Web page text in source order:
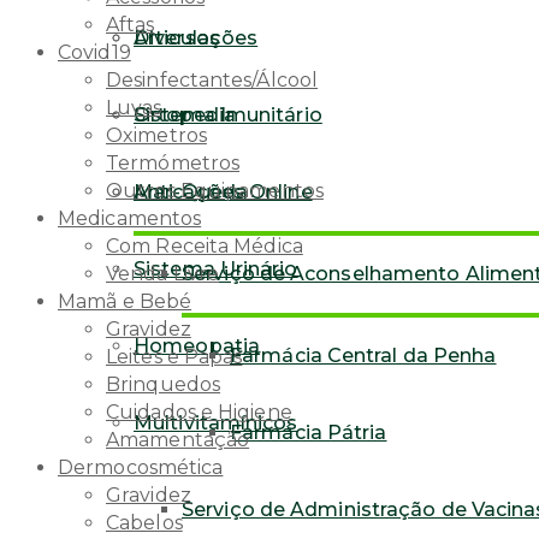
Articulações
Sistema Imunitário
Anti-Queda
Sistema Urinário
Homeopatia
Multivitamínicos
Diversos
Ortopedia
Marcações Online
Serviço de Aconselhamento
Farmácia Central da Penha
Farmácia Pátria
Serviço de Administração de
Aftas
Covid19
Desinfectantes/Álcool
Luvas
Oximetros
Termómetros
Outros Equipamentos
Medicamentos
Com Receita Médica
Venda Livre
Mamã e Bebé
Gravidez
Leites e Papas
Brinquedos
Cuidados e Higiene
Amamentação
Dermocosmética
Gravidez
Cabelos